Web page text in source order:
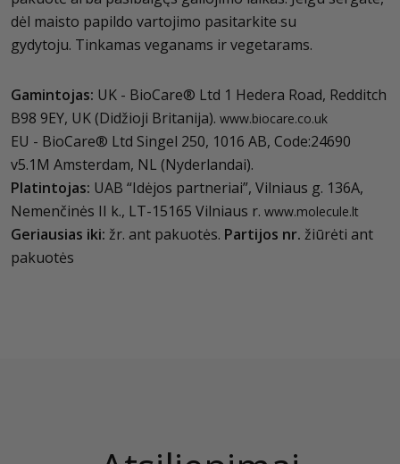
dėl maisto papildo vartojimo pasitarkite su
gydytoju. Tinkamas veganams ir vegetarams.
Gamintojas: UK - BioCare® Ltd 1 Hedera Road, Redditch
B98 9EY, UK (Didžioji Britanija). www.biocare.co.uk
EU - BioCare® Ltd Singel 250, 1016 AB, Code:24690
v5.1M Amsterdam, NL (Nyderlandai).
Platintojas: UAB “Idėjos partneriai”, Vilniaus g. 136A,
Nemenčinės II k., LT-15165 Vilniaus r. www.molecule.lt
Geriausias iki: žr. ant pakuotės. Partijos nr. žiūrėti ant
pakuotės